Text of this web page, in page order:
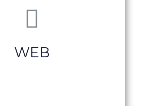
WEB